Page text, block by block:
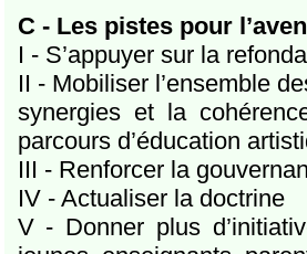
C - Les pistes pour
I - S’appuyer sur la
II - Mobiliser l’ensemble
synergies et la
parcours d’éducation
III - Renforcer la
IV - Actualiser la doctrine
V - Donner plus